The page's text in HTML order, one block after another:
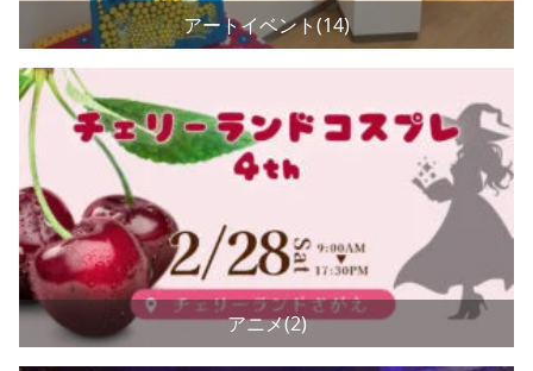
アートイベント(14)
アニメ(2)